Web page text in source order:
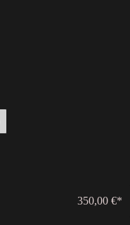
350,00 €*